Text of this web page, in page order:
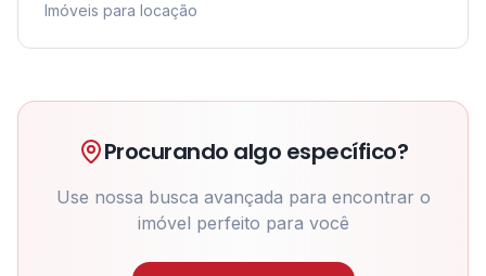
Imóveis para locação
Procurando algo específico?
Use nossa busca avançada para encontrar o
imóvel perfeito para você